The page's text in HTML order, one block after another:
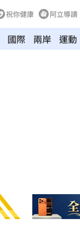
祝你健康 阿立導讀
國際 兩岸 運動